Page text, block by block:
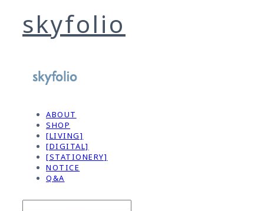
skyfolio
ABOUT
SHOP
[LIVING]
[DIGITAL]
[STATIONERY]
NOTICE
Q&A